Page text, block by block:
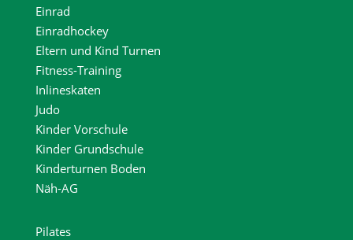
Einrad
Einradhockey
Eltern und Kind Turnen
Fitness-Training
Inlineskaten
Judo
Kinder Vorschule
Kinder Grundschule
Kinderturnen Boden
Näh-AG
Pilates